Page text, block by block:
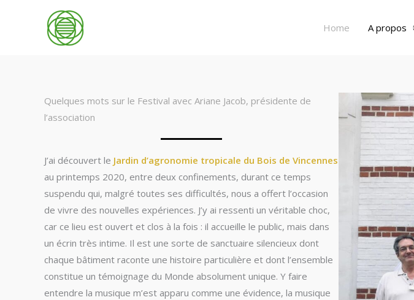
Home A propos
Quelques mots sur le Festival avec Ariane Jacob, présidente de
l’association
J’ai découvert le Jardin d’agronomie tropicale du Bois de Vincennes
au printemps 2020, entre deux confinements, durant ce temps
suspendu qui, malgré toutes ses difficultés, nous a offert l’occasion
de vivre des nouvelles expériences. J’y ai ressenti un véritable choc,
car ce lieu est ouvert et clos à la fois : il accueille le public, mais dans
un écrin très intime. Il est une sorte de sanctuaire silencieux dont
chaque bâtiment raconte une histoire particulière et dont l’ensemble
constitue un témoignage du Monde absolument unique. Y faire
entendre la musique m’est apparu comme une évidence, la musique